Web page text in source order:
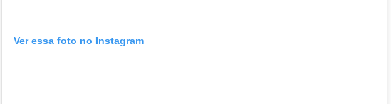
Ver essa foto no Instagram